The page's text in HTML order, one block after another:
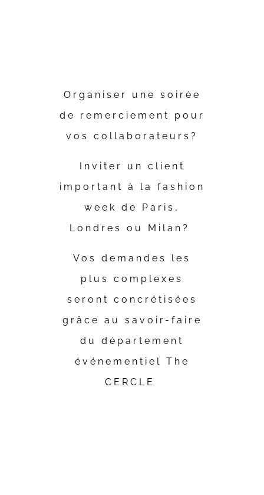
Organiser une soirée
de remerciement pour
vos collaborateurs?
Inviter un client
important à la fashion
week de Paris,
Londres ou Milan?
Vos demandes les
plus complexes
seront concrétisées
grâce au savoir-faire
du département
événementiel The
CERCLE